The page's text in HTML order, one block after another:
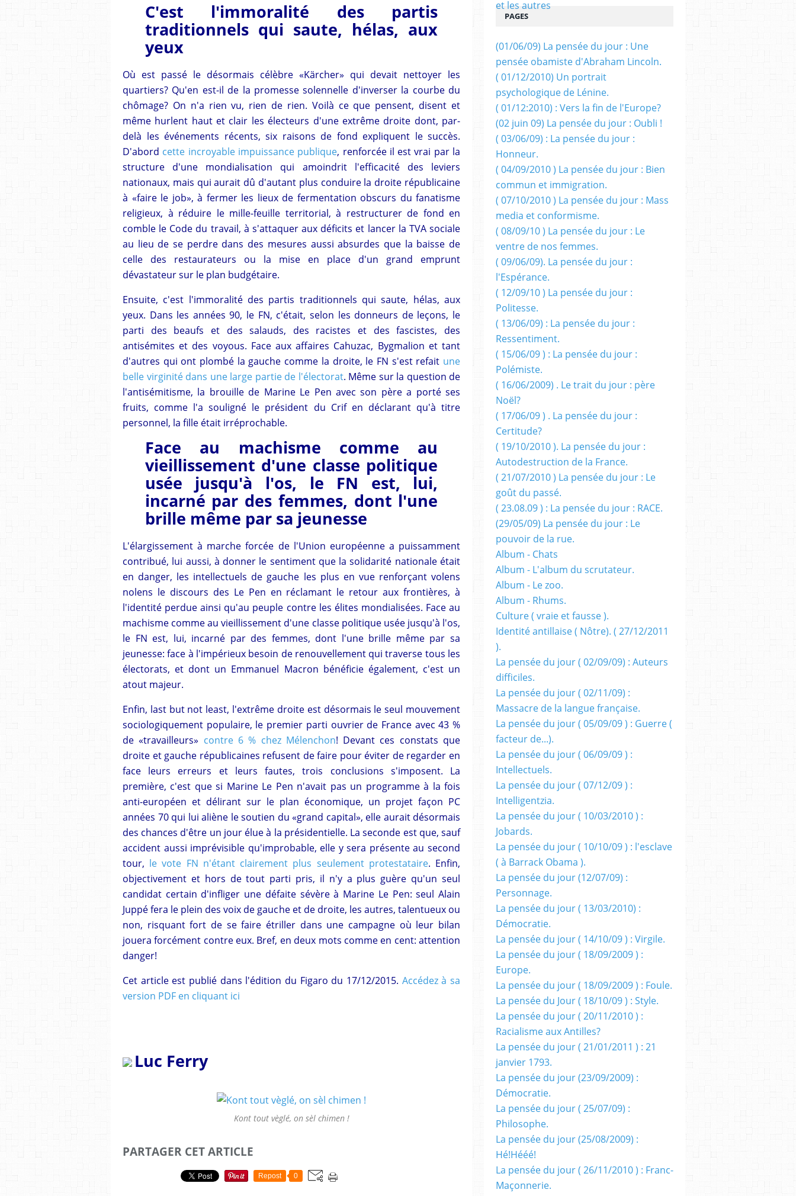
C'est l'immoralité des partis
traditionnels qui saute, hélas, aux
yeux
Où est passé le désormais célèbre «Kärcher» qui devait nettoyer les
quartiers? Qu'en est-il de la promesse solennelle d'inverser la courbe du
chômage? On n'a rien vu, rien de rien. Voilà ce que pensent, disent et
même hurlent haut et clair les électeurs d'une extrême droite dont, par-
delà les événements récents, six raisons de fond expliquent le succès.
D'abord cette incroyable impuissance publique, renforcée il est vrai par la
structure d'une mondialisation qui amoindrit l'efficacité des leviers
nationaux, mais qui aurait dû d'autant plus conduire la droite républicaine
à «faire le job», à fermer les lieux de fermentation obscurs du fanatisme
religieux, à réduire le mille-feuille territorial, à restructurer de fond en
comble le Code du travail, à s'attaquer aux déficits et lancer la TVA sociale
au lieu de se perdre dans des mesures aussi absurdes que la baisse de
celle des restaurateurs ou la mise en place d'un grand emprunt
dévastateur sur le plan budgétaire.
Ensuite, c'est l'immoralité des partis traditionnels qui saute, hélas, aux
yeux. Dans les années 90, le FN, c'était, selon les donneurs de leçons, le
parti des beaufs et des salauds, des racistes et des fascistes, des
antisémites et des voyous. Face aux affaires Cahuzac, Bygmalion et tant
d'autres qui ont plombé la gauche comme la droite, le FN s'est refait une
belle virginité dans une large partie de l'électorat. Même sur la question de
l'antisémitisme, la brouille de Marine Le Pen avec son père a porté ses
fruits, comme l'a souligné le président du Crif en déclarant qu'à titre
personnel, la fille était irréprochable.
Face au machisme comme au
vieillissement d'une classe politique
usée jusqu'à l'os, le FN est, lui,
incarné par des femmes, dont l'une
brille même par sa jeunesse
L'élargissement à marche forcée de l'Union européenne a puissamment
contribué, lui aussi, à donner le sentiment que la solidarité nationale était
en danger, les intellectuels de gauche les plus en vue renforçant volens
nolens le discours des Le Pen en réclamant le retour aux frontières, à
l'identité perdue ainsi qu'au peuple contre les élites mondialisées. Face au
machisme comme au vieillissement d'une classe politique usée jusqu'à l'os,
le FN est, lui, incarné par des femmes, dont l'une brille même par sa
jeunesse: face à l'impérieux besoin de renouvellement qui traverse tous les
électorats, et dont un Emmanuel Macron bénéficie également, c'est un
atout majeur.
Enfin, last but not least, l'extrême droite est désormais le seul mouvement
sociologiquement populaire, le premier parti ouvrier de France avec 43 %
de «travailleurs» contre 6 % chez Mélenchon! Devant ces constats que
droite et gauche républicaines refusent de faire pour éviter de regarder en
face leurs erreurs et leurs fautes, trois conclusions s'imposent. La
première, c'est que si Marine Le Pen n'avait pas un programme à la fois
anti-européen et délirant sur le plan économique, un projet façon PC
années 70 qui lui aliène le soutien du «grand capital», elle aurait désormais
des chances d'être un jour élue à la présidentielle. La seconde est que, sauf
accident aussi imprévisible qu'improbable, elle y sera présente au second
tour, le vote FN n'étant clairement plus seulement protestataire. Enfin,
objectivement et hors de tout parti pris, il n'y a plus guère qu'un seul
candidat certain d'infliger une défaite sévère à Marine Le Pen: seul Alain
Juppé fera le plein des voix de gauche et de droite, les autres, talentueux ou
non, risquant fort de se faire étriller dans une campagne où leur bilan
jouera forcément contre eux. Bref, en deux mots comme en cent: attention
danger!
Cet article est publié dans l'édition du Figaro du 17/12/2015. Accédez à sa
version PDF en cliquant ici
Luc Ferry
Kont tout vèglé, on sèl chimen !
PARTAGER CET ARTICLE
Repost 0
PAGES
(01/06/09) La pensée du jour : Une
pensée obamiste d'Abraham Lincoln.
( 01/12/2010) Un portrait
psychologique de Lénine.
( 01/12:2010) : Vers la fin de l'Europe?
(02 juin 09) La pensée du jour : Oubli !
( 03/06/09) : La pensée du jour :
Honneur.
( 04/09/2010 ) La pensée du jour : Bien
commun et immigration.
( 07/10/2010 ) La pensée du jour : Mass
media et conformisme.
( 08/09/10 ) La pensée du jour : Le
ventre de nos femmes.
( 09/06/09). La pensée du jour :
l'Espérance.
( 12/09/10 ) La pensée du jour :
Politesse.
( 13/06/09) : La pensée du jour :
Ressentiment.
( 15/06/09 ) : La pensée du jour :
Polémiste.
( 16/06/2009) . Le trait du jour : père
Noël?
( 17/06/09 ) . La pensée du jour :
Certitude?
( 19/10/2010 ). La pensée du jour :
Autodestruction de la France.
( 21/07/2010 ) La pensée du jour : Le
goût du passé.
( 23.08.09 ) : La pensée du jour : RACE.
(29/05/09) La pensée du jour : Le
pouvoir de la rue.
Album - Chats
Album - L'album du scrutateur.
Album - Le zoo.
Album - Rhums.
Culture ( vraie et fausse ).
Identité antillaise ( Nôtre). ( 27/12/2011
).
La pensée du jour ( 02/09/09) : Auteurs
difficiles.
La pensée du jour ( 02/11/09) :
Massacre de la langue française.
La pensée du jour ( 05/09/09 ) : Guerre (
facteur de...).
La pensée du jour ( 06/09/09 ) :
Intellectuels.
La pensée du jour ( 07/12/09 ) :
Intelligentzia.
La pensée du jour ( 10/03/2010 ) :
Jobards.
La pensée du jour ( 10/10/09 ) : l'esclave
( à Barrack Obama ).
La pensée du jour (12/07/09) :
Personnage.
La pensée du jour ( 13/03/2010) :
Démocratie.
La pensée du jour ( 14/10/09 ) : Virgile.
La pensée du jour ( 18/09/2009 ) :
Europe.
La pensée du jour ( 18/09/2009 ) : Foule.
La pensée du Jour ( 18/10/09 ) : Style.
La pensée du jour ( 20/11/2010 ) :
Racialisme aux Antilles?
La pensée du jour ( 21/01/2011 ) : 21
janvier 1793.
La pensée du jour (23/09/2009) :
Démocratie.
La pensée du jour ( 25/07/09) :
Philosophe.
La pensée du jour (25/08/2009) :
Hé!Hééé!
La pensée du jour ( 26/11/2010 ) : Franc-
Maçonnerie.